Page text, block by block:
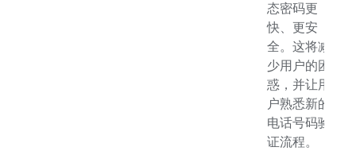
态密码更
快、更安
全。这将减
少用户的困
惑，并让用
户熟悉新的
电话号码验
证流程。